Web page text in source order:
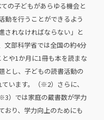
の子どもがあらゆる機会と
動を行うことができるよう
されなければならない」と
文部科学省では全国の約4分
や1か月に1冊も本を読まな
とし、子どもの読書活動の
います。（※2）さらに、
）では家庭の蔵書数が学力
おり、学力向上のためにも